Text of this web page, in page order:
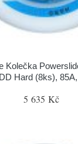
Kolečka
DD Hard (8ks),
5 635 Kč